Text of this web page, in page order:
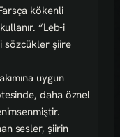
kökenli
“Leb-i
sözcükler şiire
uygun
daha öznel
sesler, şiirin